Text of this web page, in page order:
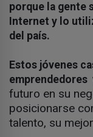
porque la gente
Internet y lo
del país.
Estos jóvenes
emprendedores
futuro en su
posicionarse
talento, su